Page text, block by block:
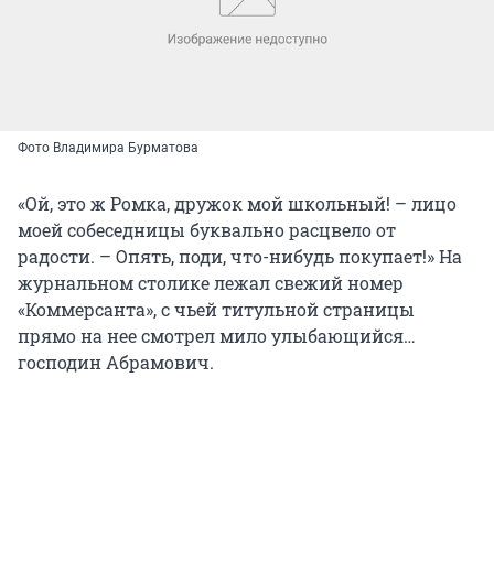
Фото Владимира Бурматова
«Ой, это ж Ромка, дружок мой школьный! – лицо
моей собеседницы буквально расцвело от
радости. – Опять, поди, что-нибудь покупает!» На
журнальном столике лежал свежий номер
«Коммерсанта», с чьей титульной страницы
прямо на нее смотрел мило улыбающийся…
господин Абрамович.